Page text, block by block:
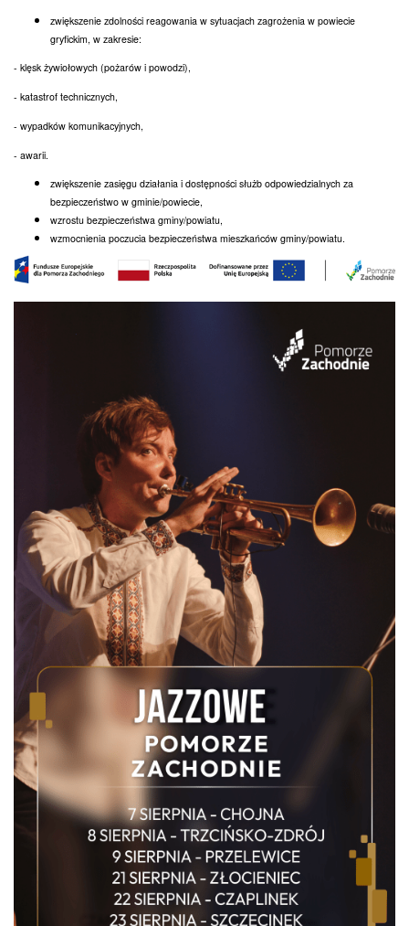
zwiększenie zdolności reagowania w sytuacjach zagrożenia w powiecie
gryfickim, w zakresie:
- klęsk żywiołowych (pożarów i powodzi),
- katastrof technicznych,
- wypadków komunikacyjnych,
- awarii.
zwiększenie zasięgu działania i dostępności służb odpowiedzialnych za
bezpieczeństwo w gminie/powiecie,
wzrostu bezpieczeństwa gminy/powiatu,
wzmocnienia poczucia bezpieczeństwa mieszkańców gminy/powiatu.